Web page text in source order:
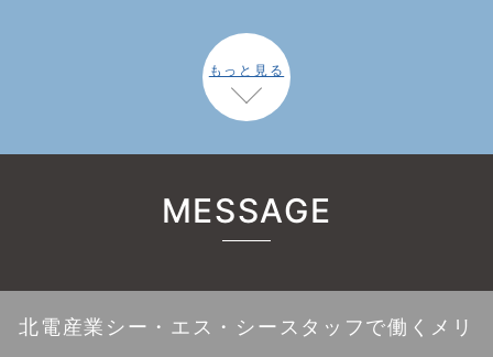
もっと見る
MESSAGE
北電産業シー・エス・シースタッフで働くメリ